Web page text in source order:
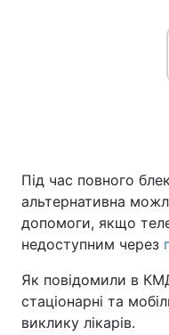
Під час повного
альтернативна
допомоги, якщо
недоступним через
Як повідомили в
стаціонарні та
виклику лікарів.